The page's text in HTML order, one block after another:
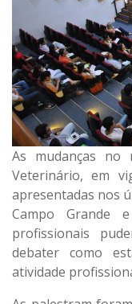
As mudanças no
Veterinário, em
apresentadas nos
Campo Grande
profissionais
debater como
atividade